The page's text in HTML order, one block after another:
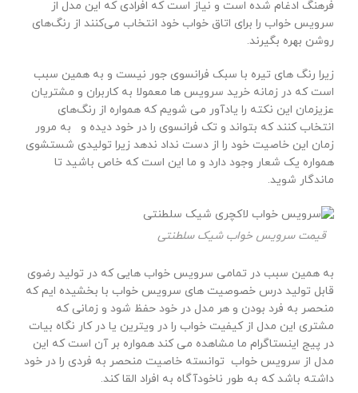
فرهنگ ادغام شده است و نیاز است که افرادی که این مدل از
سرویس خواب را برای اتاق خواب خود انتخاب می‌کنند از رنگ‌های
روشن بهره بگیرند.
زیرا رنگ های تیره با سبک فرانسوی جور نیست و به همین سبب
است که در زمانه خرید سرویس ها معمولا به کاربران و مشتریان
عزیزمان این نکته را یادآور می شویم که همواره از رنگ‌های
انتخاب کنند که بتواند و تک فرانسوی را در خود دیده و به مرور
زمان این خاصیت خود را از دست نداد ندهد زیرا تولیدی شستشوی
همواره یک شعار وجود دارد و ما این است که خاص باشید تا
ماندگار شوید.
قیمت سرویس خواب شیک سلطنتی
به همین سبب در تمامی سرویس خواب هایی که در تولید رضوی
قابل تولید درس خصوصیت های سرویس خواب با بخشیده ایم که
منحصر به فرد بودن و هر مدل در خود حفظ شود و زمانی که
مشتری این مدل از کیفیت خواب را در ویترین یا در کار نگاه بیات
در پیج اینستاگرام ما مشاهده می کند همواره بر آن است که این
مدل از سرویس خواب توانسته خاصیت منحصر به فردی را در خود
داشته باشد که به طور ناخودآگاه به افراد القا کند.